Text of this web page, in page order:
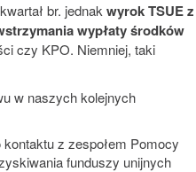
br. jednak wyrok TSUE z
wypłaty środków
czy KPO. Niemniej, taki
w naszych kolejnych
z zespołem Pomocy
funduszy unijnych